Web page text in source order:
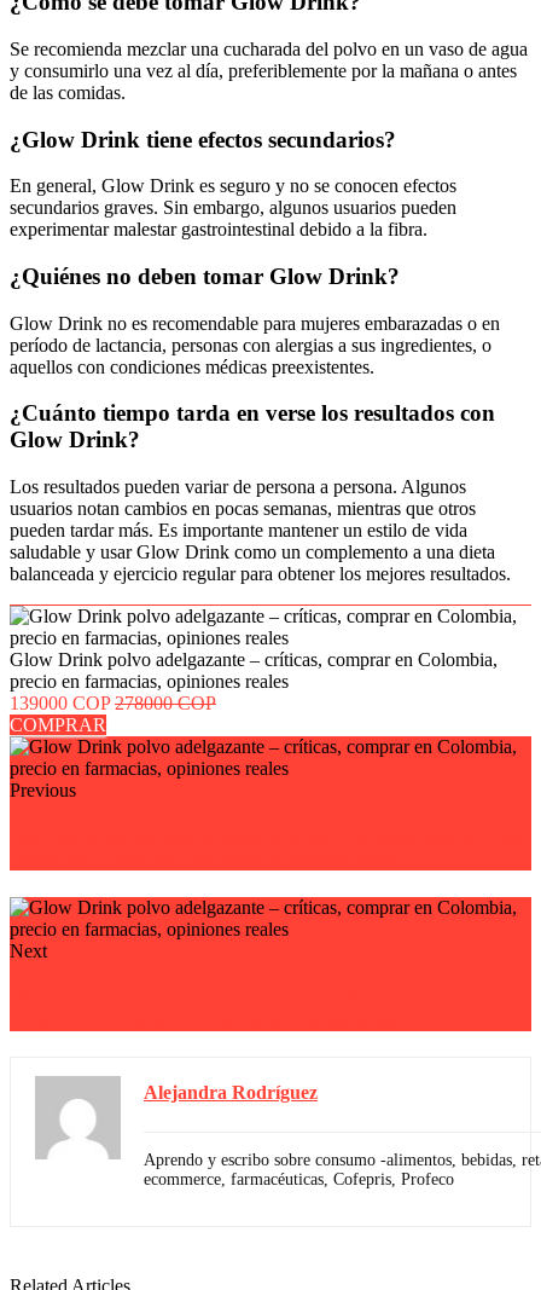
Se recomienda mezclar una cucharada del polvo en un vaso de agua
y consumirlo una vez al día, preferiblemente por la mañana o antes
de las comidas.
¿Glow Drink tiene efectos secundarios?
En general, Glow Drink es seguro y no se conocen efectos
secundarios graves. Sin embargo, algunos usuarios pueden
experimentar malestar gastrointestinal debido a la fibra.
¿Quiénes no deben tomar Glow Drink?
Glow Drink no es recomendable para mujeres embarazadas o en
período de lactancia, personas con alergias a sus ingredientes, o
aquellos con condiciones médicas preexistentes.
¿Cuánto tiempo tarda en verse los resultados con
Glow Drink?
Los resultados pueden variar de persona a persona. Algunos
usuarios notan cambios en pocas semanas, mientras que otros
pueden tardar más. Es importante mantener un estilo de vida
saludable y usar Glow Drink como un complemento a una dieta
balanceada y ejercicio regular para obtener los mejores resultados.
Glow Drink polvo adelgazante – críticas, comprar en Colombia,
precio en farmacias, opiniones reales
139000 COP278000 COP
COMPRAR
Previous
Next
Alejandra Rodríguez
Aprendo y escribo sobre consumo -alimentos, bebidas,
ecommerce, farmacéuticas, Cofepris, Profeco